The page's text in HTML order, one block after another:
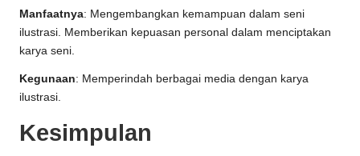
Manfaatnya: Mengembangkan kemampuan dalam seni
ilustrasi. Memberikan kepuasan personal dalam menciptakan
karya seni.
Kegunaan: Memperindah berbagai media dengan karya
ilustrasi.
Kesimpulan